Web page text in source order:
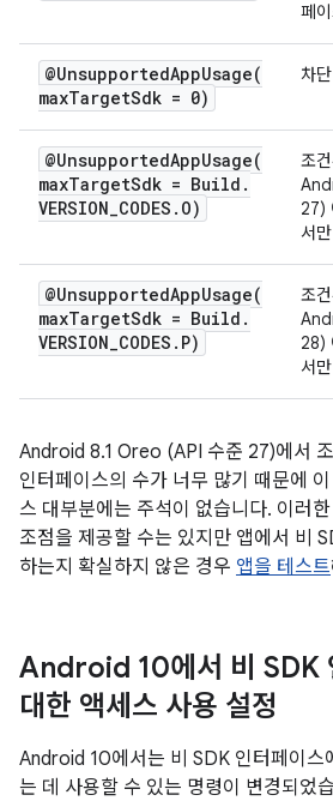
페
@UnsupportedAppUsage(
maxTargetSdk = 0)
차
@UnsupportedAppUsage(
maxTargetSdk = Build .
VERSION_CODES . O)
조
27)
서
@UnsupportedAppUsage(
maxTargetSdk = Build .
VERSION_CODES . P)
조
28)
서
Android 8.1 Oreo (API 수준 27)에서
인터페이스의 수가 너무 많기 때문에
스 대부분에는 주석이 없습니다. 이러
조점을 제공할 수는 있지만 앱에서 비
하는지 확실하지 않은 경우 앱을 테스트
Android 10에서 비 SDK
대한 액세스 사용 설정
Android 10에서는 비 SDK 인터페이스
는 데 사용할 수 있는 명령이 변경되었